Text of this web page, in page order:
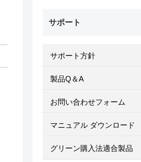
サポート
サポート方針
製品Q＆A
お問い合わせフォーム
マニュアル ダウンロード
グリーン購入法適合製品